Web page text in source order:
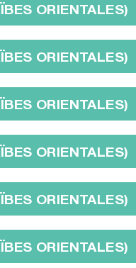
ORIENTALES)
ORIENTALES)
ORIENTALES)
ORIENTALES)
ORIENTALES)
ORIENTALES)